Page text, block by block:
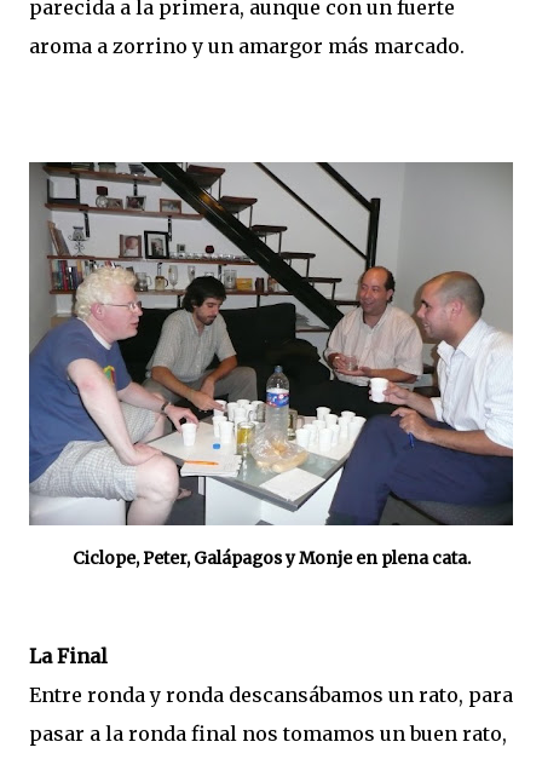
parecida a la primera, aunque con un fuerte
aroma a zorrino y un amargor más marcado.
Ciclope, Peter, Galápagos y Monje en plena cata.
La Final
Entre ronda y ronda descansábamos un rato, para
pasar a la ronda final nos tomamos un buen rato,